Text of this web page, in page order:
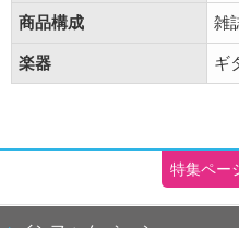
商品構成 雑
楽器 ギ
特集ペー